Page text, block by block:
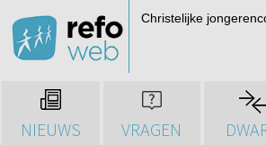
Christelijke
NIEUWS VRAGEN